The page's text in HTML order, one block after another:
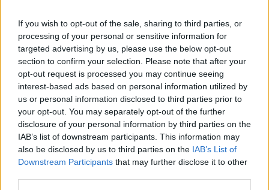
If you wish to opt-out of the sale, sharing to third parties, or
processing of your personal or sensitive information for
targeted advertising by us, please use the below opt-out
section to confirm your selection. Please note that after your
opt-out request is processed you may continue seeing
interest-based ads based on personal information utilized by
us or personal information disclosed to third parties prior to
your opt-out. You may separately opt-out of the further
disclosure of your personal information by third parties on the
IAB’s list of downstream participants. This information may
also be disclosed by us to third parties on the IAB’s List of
Downstream Participants that may further disclose it to other
Szíria és Izrael
Kallas kitért a tágabb regionális dinamikára
is, többek között az EU Szíriához való
hozzáállására. Az Ahmad al-Sharaa vezette
ideiglenes kormányra vonatkozó kérdésekre
válaszolva elismerte, hogy nehéz
együttműködni a szélsőséges múltú
személyekkel. „Ismerjük a történelmet” –
mondta – »de amikor a szíriai civil